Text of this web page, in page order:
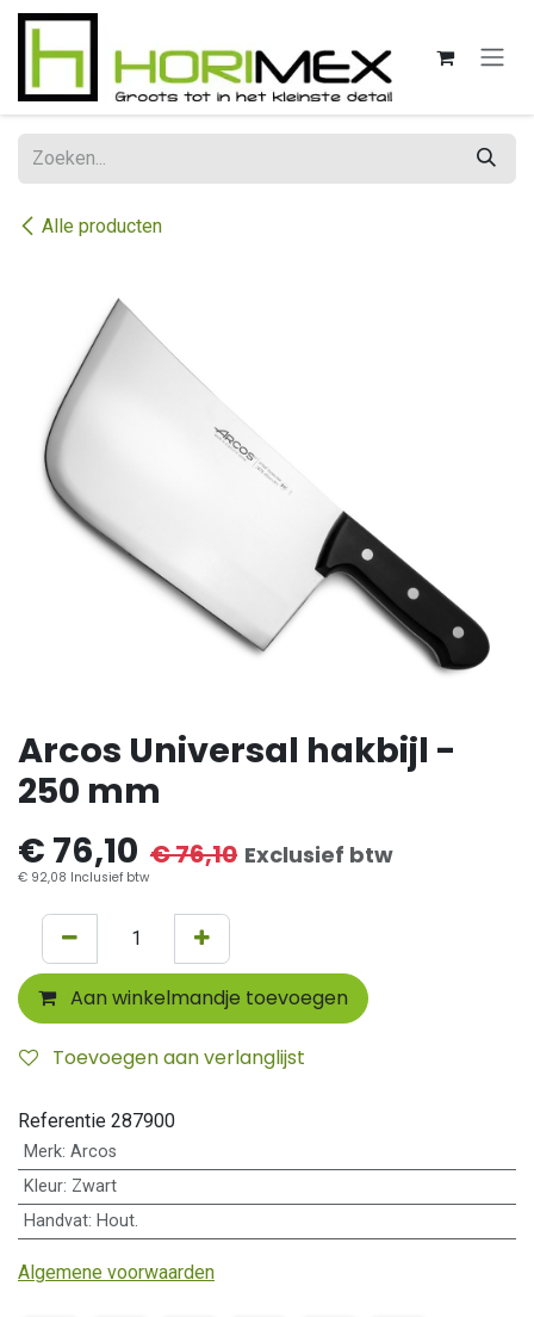
Overslaan naar inhoud
Alle producten
Arcos Universal hakbijl -
250 mm
€ 76,10 €76,10 Exclusief btw
€ 92,08 Inclusief btw
Aan winkelmandje toevoegen
Toevoegen aan verlanglijst
Referentie 287900
Merk: Arcos
Kleur: Zwart
Handvat: Hout.
Algemene voorwaarden